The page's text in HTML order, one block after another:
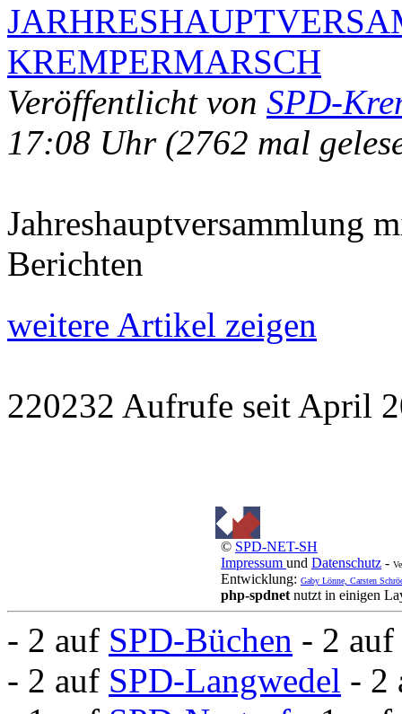
KREMPERMARSCH
Veröffentlicht von SPD-
17:08 Uhr (2762 mal
Jahreshauptversammlung
Berichten
weitere Artikel zeigen
220232 Aufrufe seit
© SPD-NET-SH
Impressum und Datenschutz -
Entwicklung: Gaby Lönne, Carsten
php-spdnet nutzt in einigen
- 2 auf SPD-Büchen - 2 auf
- 2 auf SPD-Langwedel - 2